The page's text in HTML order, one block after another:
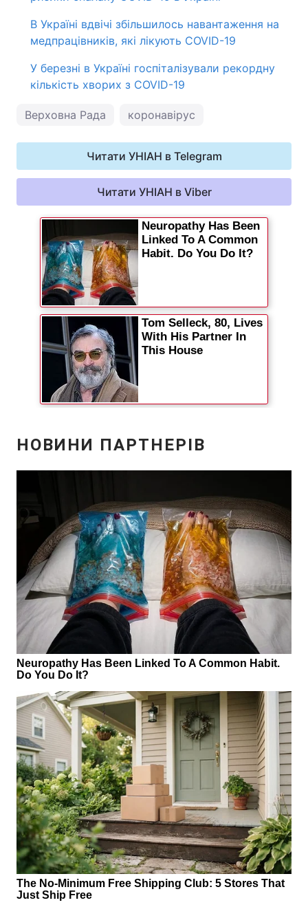
В Україні вдвічі збільшилось навантаження на
медпрацівників, які лікують COVID-19
У березні в Україні госпіталізували рекордну
кількість хворих з COVID-19
Верховна Рада коронавірус
Читати УНІАН в Telegram
Читати УНІАН в Viber